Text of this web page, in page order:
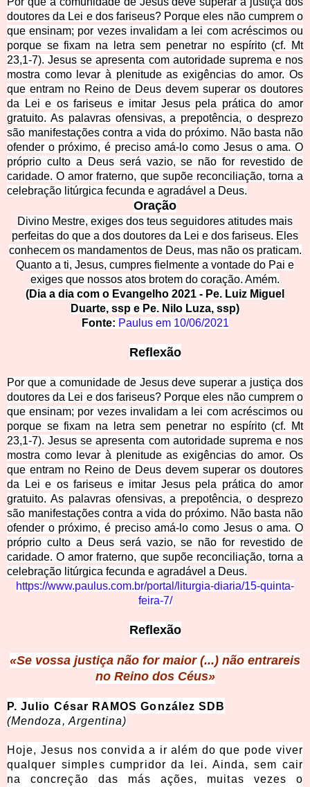
doutores da Lei e dos fariseus? Porque eles não cumprem o
que ensinam; por vezes invalidam a lei com acréscimos ou
porque se fixam na letra sem penetrar no espírito (cf. Mt
23,1-7). Jesus se apresenta com autoridade suprema e nos
mostra como levar à plenitude as exigências do amor. Os
que entram no Reino de Deus devem superar os doutores
da Lei e os fariseus e imitar Jesus pela prática do amor
gratuito. As palavras ofensivas, a prepotência, o desprezo
são manifestações contra a vida do próximo. Não basta não
ofender o próximo, é preciso amá-lo como Jesus o ama. O
próprio culto a Deus será vazio, se não for revestido de
caridade. O amor fraterno, que supõe reconciliação, torna a
celebração litúrgica fecunda e agradável a Deus.
Oração
Divino Mestre, exiges dos teus seguidores atitudes mais
perfeitas do que a dos doutores da Lei e dos fariseus. Eles
conhecem os mandamentos de Deus, mas não os praticam.
Quanto a ti, Jesus, cumpres fielmente a vontade do Pai e
exiges que nossos atos brotem do coração. Amém.
(Dia a dia com o Evangelho 2021 - Pe. Luiz Miguel
Duarte, ssp e Pe. Nilo Luza, ssp)
Fonte: Paulus em 10/06/2021
Reflexão
Por que a comunidade de Jesus deve superar a justiça dos
doutores da Lei e dos fariseus? Porque eles não cumprem o
que ensinam; por vezes invalidam a lei com acréscimos ou
porque se fixam na letra sem penetrar no espírito (cf. Mt
23,1-7). Jesus se apresenta com autoridade suprema e nos
mostra como levar à plenitude as exigências do amor. Os
que entram no Reino de Deus devem superar os doutores
da Lei e os fariseus e imitar Jesus pela prática do amor
gratuito. As palavras ofensivas, a prepotência, o desprezo
são manifestações contra a vida do próximo. Não basta não
ofender o próximo, é preciso amá-lo como Jesus o ama. O
próprio culto a Deus será vazio, se não for revestido de
caridade. O amor fraterno, que supõe reconciliação, torna a
celebração litúrgica fecunda e agradável a Deus.
https://www.paulus.com.br/portal/liturgia-diaria/15-quinta-
feira-7/
Reflexão
«Se vossa justiça não for maior (...) não entrareis
no Reino dos Céus»
P. Julio César RAMOS González SDB
(Mendoza, Argentina)
Hoje, Jesus nos convida a ir além do que pode viver
qualquer simples cumpridor da lei. Ainda, sem cair
na concreção das más ações, muitas vezes o